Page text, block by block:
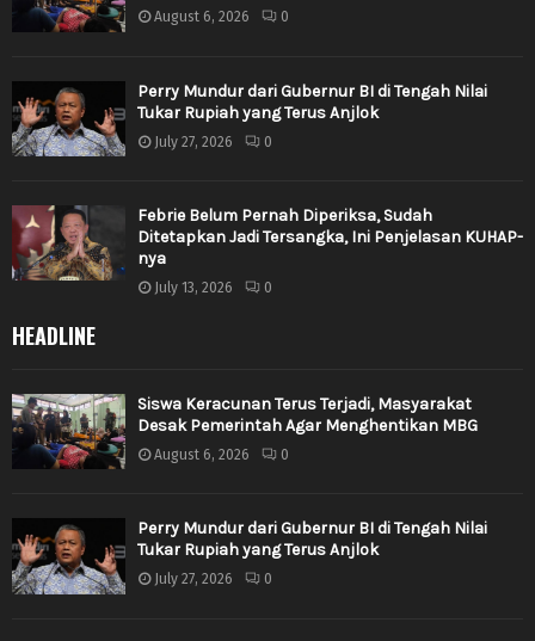
August 6, 2026 0
Perry Mundur dari Gubernur BI di Tengah Nilai
Tukar Rupiah yang Terus Anjlok
July 27, 2026 0
Febrie Belum Pernah Diperiksa, Sudah
Ditetapkan Jadi Tersangka, Ini Penjelasan KUHAP-
nya
July 13, 2026 0
HEADLINE
Siswa Keracunan Terus Terjadi, Masyarakat
Desak Pemerintah Agar Menghentikan MBG
August 6, 2026 0
Perry Mundur dari Gubernur BI di Tengah Nilai
Tukar Rupiah yang Terus Anjlok
July 27, 2026 0